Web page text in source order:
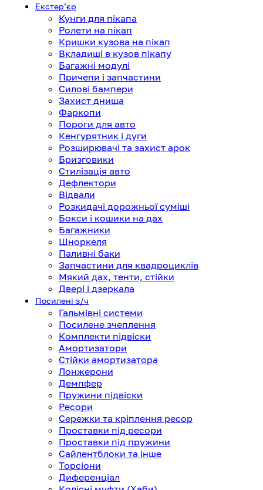
Екстерʼєр
Кунги для пікапа
Ролети на пікап
Кришки кузова на пікап
Вкладиші в кузов пікапу
Багажні модулі
Причепи і запчастини
Силові бампери
Захист днища
Фаркопи
Пороги для авто
Кенгурятник і дуги
Розширювачі та захист арок
Бризговики
Стилізація авто
Дефлектори
Відвали
Розкидачі дорожньої суміші
Бокси і кошики на дах
Багажники
Шноркеля
Паливні баки
Запчастини для квадроциклів
Мякий дах, тенти, стійки
Двері і дзеркала
Посилені з/ч
Гальмівні системи
Посилене зчеплення
Комплекти підвіски
Амортизатори
Стійки амортизатора
Лонжерони
Демпфер
Пружини підвіски
Ресори
Сережки та кріплення ресор
Проставки під ресори
Проставки під пружини
Сайлентблоки та інше
Торсіони
Диференціал